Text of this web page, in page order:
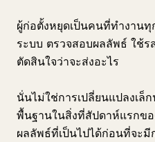
ผู้ก่อตั้งหยุดเป็นคนที่ทำงานทุ
ระบบ ตรวจสอบผลลัพธ์ ใช้
ตัดสินใจว่าจะส่งอะไร
นั่นไม่ใช่การเปลี่ยนแปลงเล็
พื้นฐานในสิ่งที่สัปดาห์แรกข
ผลลัพธ์ที่เป็นไปได้ก่อนที่จะ